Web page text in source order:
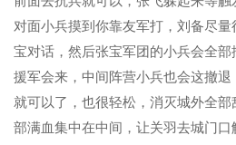
对面小兵摸到你靠友军打，刘备尽
宝对话，然后张宝军团的小兵会全
援军会来，中间阵营小兵也会这撤
就可以了，也很轻松，消灭城外全
部满血集中在中间，让关羽去城门口